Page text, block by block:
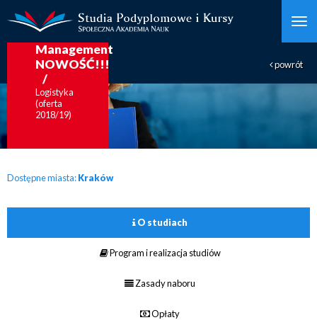
powrót
Lean
Management
NOWOŚĆ!!!
Logistyka
(oferta
2018/19)
Dostępne miasta:Kraków
O studiach
Program i realizacja studiów
Zasady naboru
Opłaty